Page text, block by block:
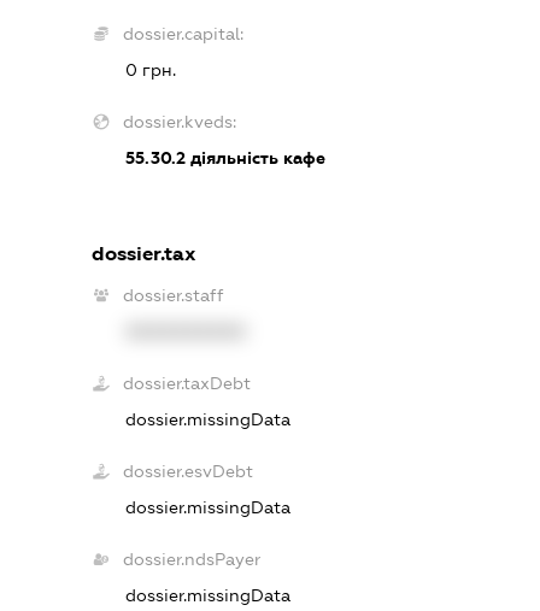
dossier.capital:
0 грн.
dossier.kveds:
55.30.2 діяльність кафе
dossier.tax
dossier.staff
dossier.taxDebt
dossier.missingData
dossier.esvDebt
dossier.missingData
dossier.ndsPayer
dossier.missingData